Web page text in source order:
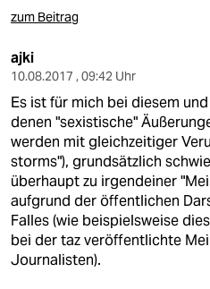
zum Beitrag
ajki
10.08.2017 , 09:42 Uhr
Es ist für mich bei diesem
denen "sexistische"
werden mit gleichzeitiger
storms"), grundsätzlich
überhaupt zu irgendeiner
aufgrund der öffentlichen
Falles (wie beispielsweise
bei der taz veröffentlichte
Journalisten).